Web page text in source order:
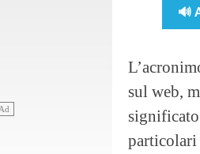
🔊
sul web,
particolari